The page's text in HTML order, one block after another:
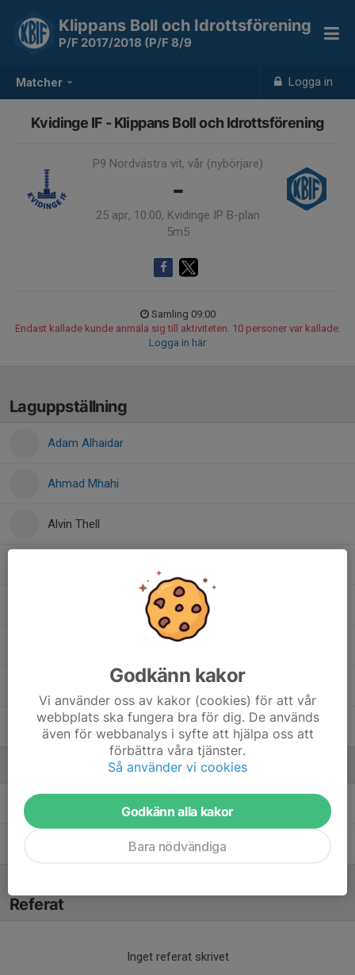
Matcher Logga in
Klippans Boll och Idrottsförening
P/F 2017/2018 (P/F 8/9
Kvidinge IF - Klippans Boll och Idrottsförening
P9 Nordvästra vit, vår (nybörjare)
-
25 apr, 10:00, Kvidinge IP B-plan
5m5
Samling 09:00
Endast kallade kunde anmäla sig till aktiviteten. 10 personer var kallade.
Logga in här
Laguppställning
Adam Alhaidar
Ahmad Mhahi
Alvin Thell
Henos Kebrom
Noah Yusuf
Gursimar Singh Coach
Tränare
Referat
Inget referat skrivet
Godkänn kakor
Vi använder oss av kakor (cookies) för att vår
webbplats ska fungera bra för dig. De används
även för webbanalys i syfte att hjälpa oss att
förbättra våra tjänster.
Så använder vi cookies
Godkänn alla kakor
Bara nödvändiga